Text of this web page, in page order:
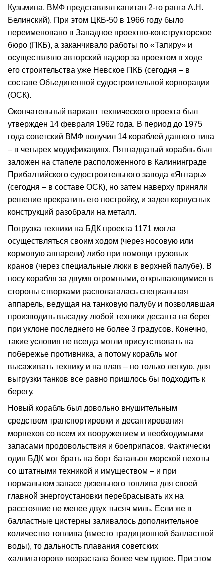
Кузьмина, ВМФ представлял капитан 2-го ранга А.Н.
Белинский). При этом ЦКБ-50 в 1966 году было
переименовано в Западное проектно-конструкторское
бюро (ПКБ), а заканчивало работы по «Тапиру» и
осуществляло авторский надзор за проектом в ходе
его строительства уже Невское ПКБ (сегодня – в
составе Объединенной судостроительной корпорации
(ОСК).
Окончательный вариант технического проекта был
утвержден 14 февраля 1962 года. В период до 1975
года советский ВМФ получил 14 кораблей данного типа
– в четырех модификациях. Пятнадцатый корабль был
заложен на стапеле расположенного в Калининграде
Прибалтийского судостроительного завода «Янтарь»
(сегодня – в составе ОСК), но затем наверху приняли
решение прекратить его постройку, и задел корпусных
конструкций разобрали на металл.
Погрузка техники на БДК проекта 1171 могла
осуществляться своим ходом (через носовую или
кормовую аппарели) либо при помощи грузовых
кранов (через специальные люки в верхней палубе). В
носу корабля за двумя огромными, открывающимися в
стороны створками располагалась специальная
аппарель, ведущая на танковую палубу и позволявшая
производить высадку любой техники десанта на берег
при уклоне последнего не более 3 градусов. Конечно,
такие условия не всегда могли присутствовать на
побережье противника, а потому корабль мог
высаживать технику и на плав – но только легкую, для
выгрузки танков все равно пришлось бы подходить к
берегу.
Новый корабль был довольно внушительным
средством транспортировки и десантирования
морпехов со всем их вооружением и необходимыми
запасами продовольствия и боеприпасов. Фактически
один БДК мог брать на борт батальон морской пехоты
со штатными техникой и имуществом – и при
нормальном запасе дизельного топлива для своей
главной энергоустановки перебрасывать их на
расстояние не менее двух тысяч миль. Если же в
балластные цистерны заливалось дополнительное
количество топлива (вместо традиционной балластной
воды), то дальность плавания советских
«аллигаторов» возрастала более чем вдвое. При этом